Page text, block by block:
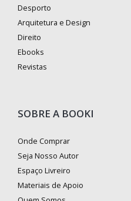
Desporto
Arquitetura e Design
Direito
Ebooks
Revistas
SOBRE A BOOKI
Onde Comprar
Seja Nosso Autor
Espaço Livreiro
Materiais de Apoio